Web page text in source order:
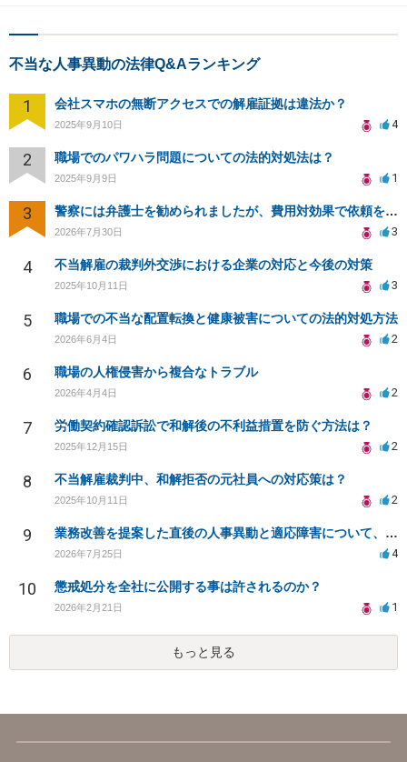
不当な人事異動の法律Q&Aランキング
1 会社スマホの無断アクセスでの解雇証拠は違法か？
2025年9月10日 4
2 職場でのパワハラ問題についての法的対処法は？
2025年9月9日 1
3 警察には弁護士を勧められましたが、費用対効果で依頼をすることを躊躇しています。
2026年7月30日 3
4 不当解雇の裁判外交渉における企業の対応と今後の対策
2025年10月11日 3
5 職場での不当な配置転換と健康被害についての法的対処方法
2026年6月4日 2
6 職場の人権侵害から複合なトラブル
2026年4月4日 2
7 労働契約確認訴訟で和解後の不利益措置を防ぐ方法は？
2025年12月15日 2
8 不当解雇裁判中、和解拒否の元社員への対応策は？
2025年10月11日 2
9 業務改善を提案した直後の人事異動と適応障害について、法的に問題があるか相談したいです。
2026年7月25日 4
10 懲戒処分を全社に公開する事は許されるのか？
2026年2月21日 1
もっと見る